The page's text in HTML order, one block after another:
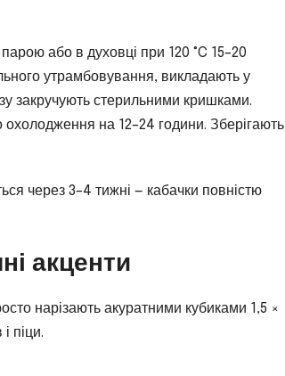
або в духовці при 120 °C 15–20
утрамбовування, викладають у
закручують стерильними кришками.
на 12–24 години. Зберігають
через 3–4 тижні — кабачки повністю
акценти
нарізають акуратними кубиками 1,5 ×
піци.